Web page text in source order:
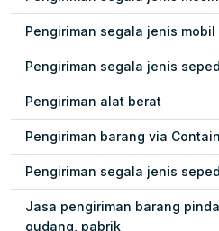
Pengiriman segala jenis mobil
Pengiriman segala jenis
Pengiriman alat berat
Pengiriman barang via
Pengiriman segala jenis
Jasa pengiriman barang
gudang, pabrik